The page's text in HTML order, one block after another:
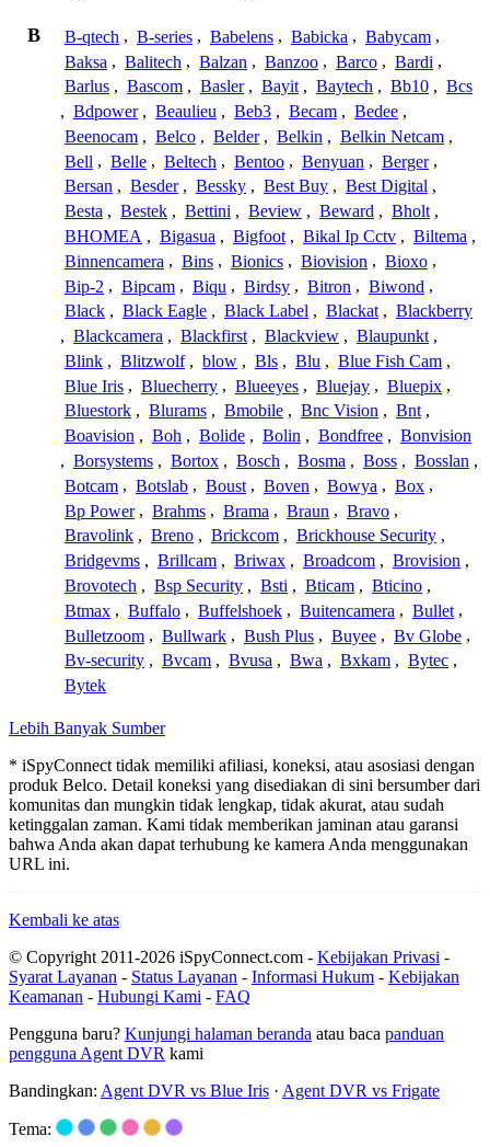
B B-qtech , B-series , Babelens , Babicka , Babycam ,
Baksa , Balitech , Balzan , Banzoo , Barco , Bardi ,
Barlus , Bascom , Basler , Bayit , Baytech , Bb10 , Bcs
, Bdpower , Beaulieu , Beb3 , Becam , Bedee ,
Beenocam , Belco , Belder , Belkin , Belkin Netcam ,
Bell , Belle , Beltech , Bentoo , Benyuan , Berger ,
Bersan , Besder , Bessky , Best Buy , Best Digital ,
Besta , Bestek , Bettini , Beview , Beward , Bholt ,
BHOMEA , Bigasua , Bigfoot , Bikal Ip Cctv , Biltema ,
Binnencamera , Bins , Bionics , Biovision , Bioxo ,
Bip-2 , Bipcam , Biqu , Birdsy , Bitron , Biwond ,
Black , Black Eagle , Black Label , Blackat , Blackberry
, Blackcamera , Blackfirst , Blackview , Blaupunkt ,
Blink , Blitzwolf , blow , Bls , Blu , Blue Fish Cam ,
Blue Iris , Bluecherry , Blueeyes , Bluejay , Bluepix ,
Bluestork , Blurams , Bmobile , Bnc Vision , Bnt ,
Boavision , Boh , Bolide , Bolin , Bondfree , Bonvision
, Borsystems , Bortox , Bosch , Bosma , Boss , Bosslan ,
Botcam , Botslab , Boust , Boven , Bowya , Box ,
Bp Power , Brahms , Brama , Braun , Bravo ,
Bravolink , Breno , Brickcom , Brickhouse Security ,
Bridgevms , Brillcam , Briwax , Broadcom , Brovision ,
Brovotech , Bsp Security , Bsti , Bticam , Bticino ,
Btmax , Buffalo , Buffelshoek , Buitencamera , Bullet ,
Bulletzoom , Bullwark , Bush Plus , Buyee , Bv Globe ,
Bv-security , Bvcam , Bvusa , Bwa , Bxkam , Bytec ,
Bytek
Lebih Banyak Sumber
* iSpyConnect tidak memiliki afiliasi, koneksi, atau asosiasi dengan
produk Belco. Detail koneksi yang disediakan di sini bersumber dari
komunitas dan mungkin tidak lengkap, tidak akurat, atau sudah
ketinggalan zaman. Kami tidak memberikan jaminan atau garansi
bahwa Anda akan dapat terhubung ke kamera Anda menggunakan
URL ini.
Kembali ke atas
© Copyright 2011-2026 iSpyConnect.com - Kebijakan Privasi -
Syarat Layanan - Status Layanan - Informasi Hukum - Kebijakan
Keamanan - Hubungi Kami - FAQ
Pengguna baru? Kunjungi halaman beranda atau baca panduan
pengguna Agent DVR kami
Bandingkan: Agent DVR vs Blue Iris · Agent DVR vs Frigate
Tema: